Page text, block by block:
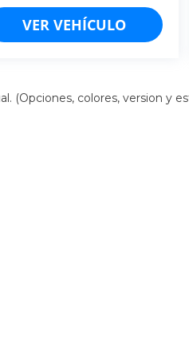
VER VEHÍCULO
(Opciones, colores, version y